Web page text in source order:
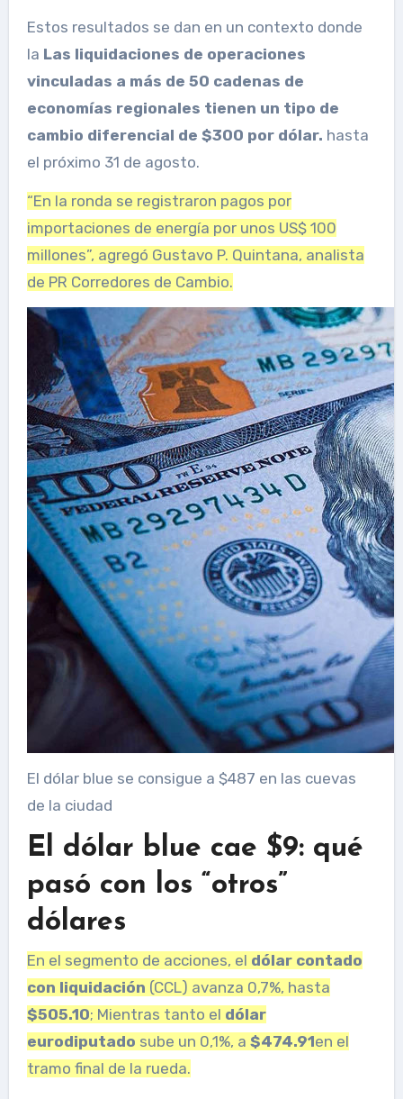
Estos resultados se dan en un contexto donde
la Las liquidaciones de operaciones
vinculadas a más de 50 cadenas de
economías regionales tienen un tipo de
cambio diferencial de $300 por dólar. hasta
el próximo 31 de agosto.
“En la ronda se registraron pagos por
importaciones de energía por unos US$ 100
millones”, agregó Gustavo P. Quintana, analista
de PR Corredores de Cambio.
El dólar blue se consigue a $487 en las cuevas
de la ciudad
El dólar blue cae $9: qué
pasó con los “otros”
dólares
En el segmento de acciones, el dólar contado
con liquidación (CCL) avanza 0,7%, hasta
$505.10; Mientras tanto el dólar
eurodiputado sube un 0,1%, a $474.91en el
tramo final de la rueda.